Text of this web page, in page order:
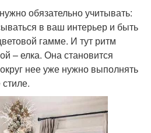
обязательно учитывать:
в ваш интерьер и быть
гамме. И тут ритм
– елка. Она становится
нее уже нужно выполнять